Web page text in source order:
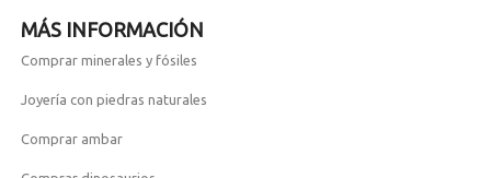
MÁS INFORMACIÓN
Comprar minerales y fósiles
Joyería con piedras naturales
Comprar ambar